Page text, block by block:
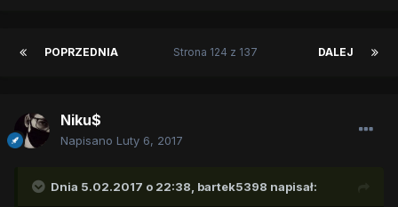
POPRZEDNIA DALEJ
Strona 124 z 137
Niku$
Napisano Luty 6, 2017
Dnia 5.02.2017 o 22:38, bartek5398 napisał: